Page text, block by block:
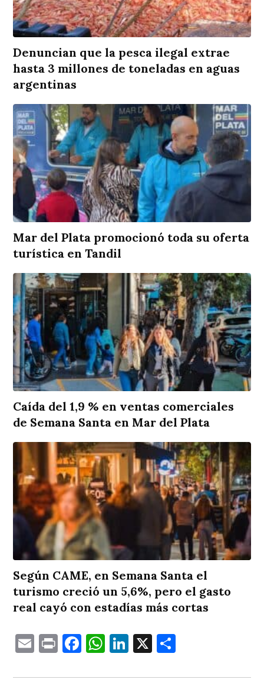
Denuncian que la pesca ilegal extrae
hasta 3 millones de toneladas en aguas
argentinas
Mar del Plata promocionó toda su oferta
turística en Tandil
Caída del 1,9 % en ventas comerciales
de Semana Santa en Mar del Plata
Según CAME, en Semana Santa el
turismo creció un 5,6%, pero el gasto
real cayó con estadías más cortas
EmailPrintFacebook
WhatsApp
LinkedIn
X